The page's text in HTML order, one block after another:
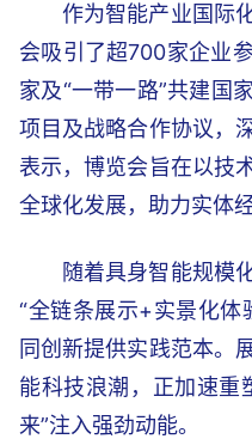
作为智能产业国际
会吸引了超700家企业
家及“一带一路”共建国
项目及战略合作协议，
表示，博览会旨在以技
全球化发展，助力实体
随着具身智能规模
“全链条展示+实景化体
同创新提供实践范本。
能科技浪潮，正加速重
来”注入强劲动能。